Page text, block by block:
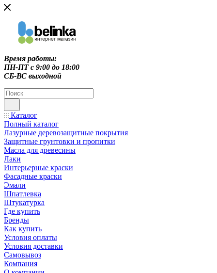
Время работы:
ПН-ПТ c 9:00 до 18:00
СБ-ВС выходной
Каталог
Полный каталог
Лазурные деревозащитные покрытия
Защитные грунтовки и пропитки
Масла для древесины
Лаки
Интерьерные краски
Фасадные краски
Эмали
Шпатлевка
Штукатурка
Где купить
Бренды
Как купить
Условия оплаты
Условия доставки
Самовывоз
Компания